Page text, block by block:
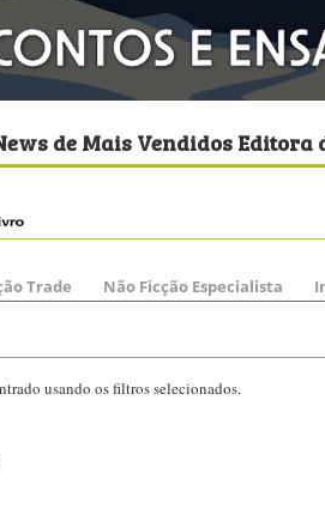
de Mais Vendidos Editora
Trade Não Ficção Especialista
usando os filtros selecionados.